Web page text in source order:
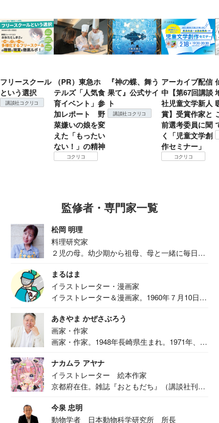
フリースクール
という選択
講談社コクリコ
（PR）東急ホ
テルズ「人気食
育イベント」参
加レポート 野
菜嫌いの娘を変
えた「もったい
ない！」の精神
コクリコ
『神の蝶、舞う
果て』公式サイ
ト
講談社コクリコ
アーカイブ配信
中【第67回講談
社児童文学新人
賞】受賞作家と
前選考委員に聞
く「児童文学創
作セミナー」
コクリコ
監修者・専門家一覧
松岡 明理
料理研究家
２児の母。幼少期から祖母、母と一緒に毎日の
まるはま
イラストレーター・漫画家
イラストレーター＆漫画家。1960年７月10日生
あきやま かぜさぶろう
画家・作家
画家・作家。1948年長崎県生まれ。1971年、
ナカムラ アヤナ
イラストレーター 絵本作家
京都府在住。雑誌『おともだち』（講談社刊）
今泉 忠明
動物学者 日本動物科学研究所 所長